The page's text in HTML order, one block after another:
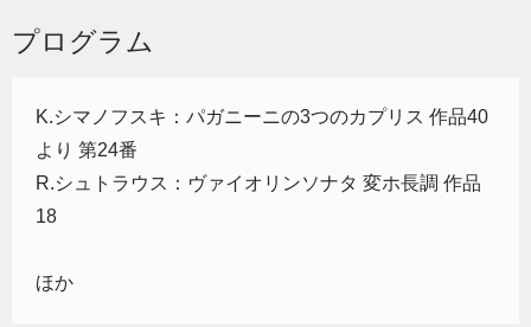
プログラム
K.シマノフスキ：パガニーニの3つのカプリス 作品40
より 第24番
R.シュトラウス：ヴァイオリンソナタ 変ホ長調 作品
18
ほか